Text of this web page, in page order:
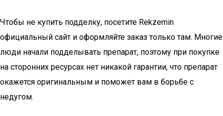
Чтобы не купить подделку, посетите Rekzemin
официальный сайт и оформляйте заказ только там. Многие
люди начали подделывать препарат, поэтому при покупке
на сторонних ресурсах нет никакой гарантии, что препарат
окажется оригинальным и поможет вам в борьбе с
недугом.